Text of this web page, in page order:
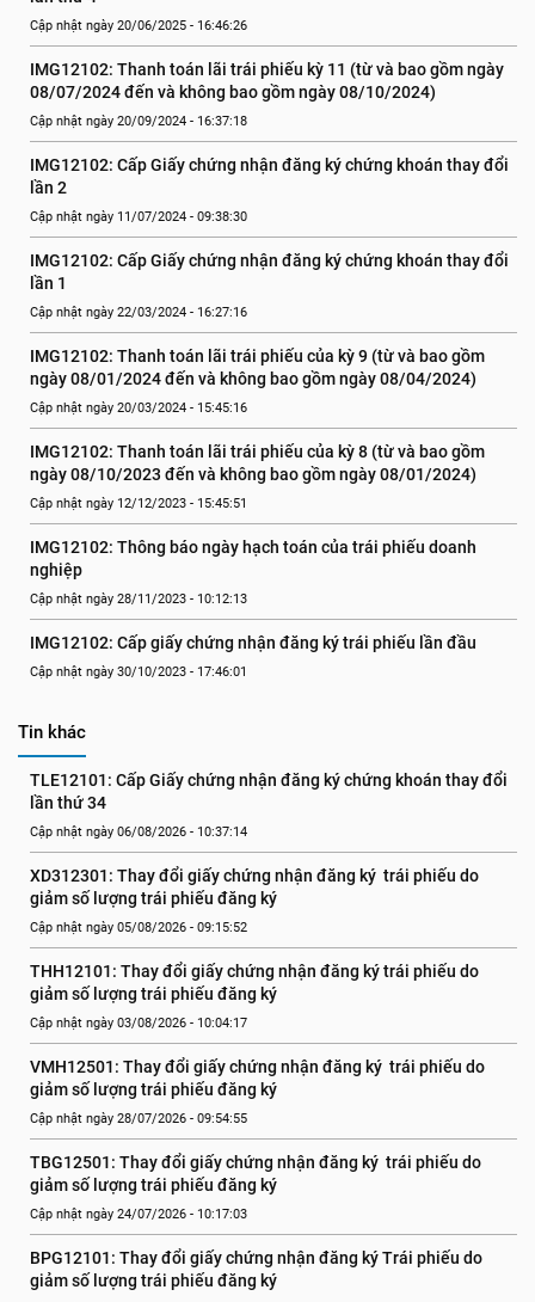
Cập nhật ngày 20/06/2025 - 16:46:26
IMG12102: Thanh toán lãi trái phiếu kỳ 11 (từ và bao gồm ngày
08/07/2024 đến và không bao gồm ngày 08/10/2024)
Cập nhật ngày 20/09/2024 - 16:37:18
IMG12102: Cấp Giấy chứng nhận đăng ký chứng khoán thay đổi
lần 2
Cập nhật ngày 11/07/2024 - 09:38:30
IMG12102: Cấp Giấy chứng nhận đăng ký chứng khoán thay đổi
lần 1
Cập nhật ngày 22/03/2024 - 16:27:16
IMG12102: Thanh toán lãi trái phiếu của kỳ 9 (từ và bao gồm
ngày 08/01/2024 đến và không bao gồm ngày 08/04/2024)
Cập nhật ngày 20/03/2024 - 15:45:16
IMG12102: Thanh toán lãi trái phiếu của kỳ 8 (từ và bao gồm
ngày 08/10/2023 đến và không bao gồm ngày 08/01/2024)
Cập nhật ngày 12/12/2023 - 15:45:51
IMG12102: Thông báo ngày hạch toán của trái phiếu doanh
nghiệp
Cập nhật ngày 28/11/2023 - 10:12:13
IMG12102: Cấp giấy chứng nhận đăng ký trái phiếu lần đầu
Cập nhật ngày 30/10/2023 - 17:46:01
Tin khác
TLE12101: Cấp Giấy chứng nhận đăng ký chứng khoán thay đổi
lần thứ 34
Cập nhật ngày 06/08/2026 - 10:37:14
XD312301: Thay đổi giấy chứng nhận đăng ký  trái phiếu do
giảm số lượng trái phiếu đăng ký
Cập nhật ngày 05/08/2026 - 09:15:52
THH12101: Thay đổi giấy chứng nhận đăng ký trái phiếu do
giảm số lượng trái phiếu đăng ký
Cập nhật ngày 03/08/2026 - 10:04:17
VMH12501: Thay đổi giấy chứng nhận đăng ký  trái phiếu do
giảm số lượng trái phiếu đăng ký
Cập nhật ngày 28/07/2026 - 09:54:55
TBG12501: Thay đổi giấy chứng nhận đăng ký  trái phiếu do
giảm số lượng trái phiếu đăng ký
Cập nhật ngày 24/07/2026 - 10:17:03
BPG12101: Thay đổi giấy chứng nhận đăng ký Trái phiếu do
giảm số lượng trái phiếu đăng ký